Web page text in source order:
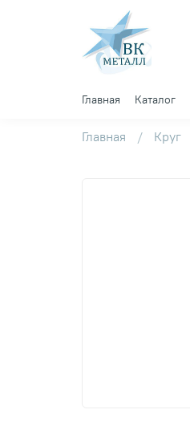
Главная Каталог
Главная Круг